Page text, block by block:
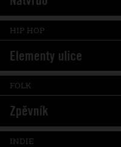
HIP HOP
Elementy ulice
FOLK
Zpěvník
INDIE